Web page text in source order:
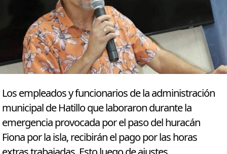
Los empleados y funcionarios de la administración
municipal de Hatillo que laboraron durante la
emergencia provocada por el paso del huracán
Fiona por la isla, recibirán el pago por las horas